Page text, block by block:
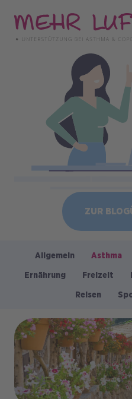
zum
Inhalt
ZUR
Kategorien
Allgemein Asthma
Ernährung Freizeit
Reisen
Bild